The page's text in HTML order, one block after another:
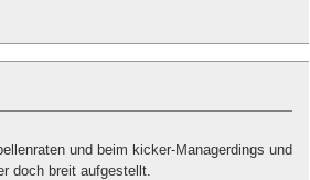
und beim kicker-Managerdings und
doch breit aufgestellt.